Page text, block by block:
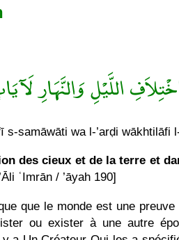
اللَّيْلِ وَالنَّهَارِ
s-samāwāti wa l-’arḍi wākhtilāfi
des cieux et de la terre et
ʿImrān / ’āyah 190]
que le monde est une
ou exister à une autre